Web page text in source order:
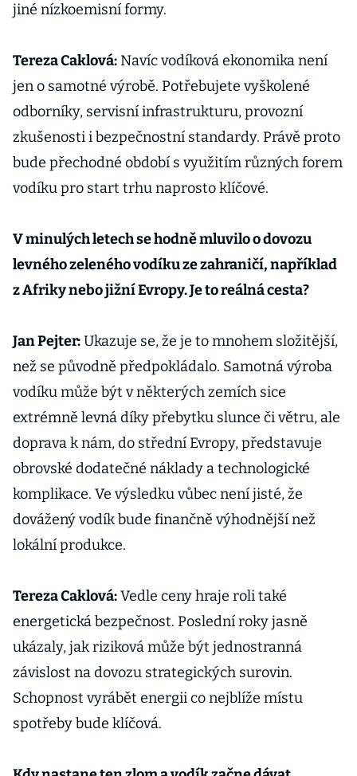
jiné nízkoemisní formy.
Tereza Caklová:Navíc vodíková ekonomika není
jen o samotné výrobě. Potřebujete vyškolené
odborníky, servisní infrastrukturu, provozní
zkušenosti i bezpečnostní standardy. Právě proto
bude přechodné období s využitím různých forem
vodíku pro start trhu naprosto klíčové.
V minulých letech se hodně mluvilo o dovozu
levného zeleného vodíku ze zahraničí, například
z Afriky nebo jižní Evropy. Je to reálná cesta?
Jan Pejter:Ukazuje se, že je to mnohem složitější,
než se původně předpokládalo. Samotná výroba
vodíku může být v některých zemích sice
extrémně levná díky přebytku slunce či větru, ale
doprava k nám, do střední Evropy, představuje
obrovské dodatečné náklady a technologické
komplikace. Ve výsledku vůbec není jisté, že
dovážený vodík bude finančně výhodnější než
lokální produkce.
Tereza Caklová:Vedle ceny hraje roli také
energetická bezpečnost. Poslední roky jasně
ukázaly, jak riziková může být jednostranná
závislost na dovozu strategických surovin.
Schopnost vyrábět energii co nejblíže místu
spotřeby bude klíčová.